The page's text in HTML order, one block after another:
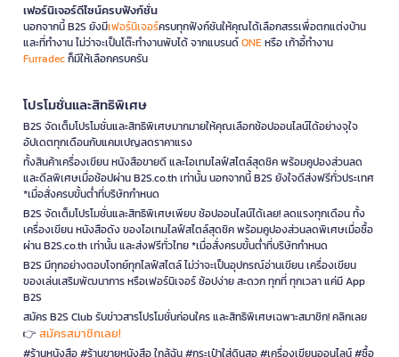
เฟอร์นิเจอร์ดีไซน์ครบฟังก์ชั่น
นอกจากนี้ B2S ยังมีเฟอร์นิเจอร์ครบทุกฟังก์ชันให้คุณได้เลือกสรรเพื่อตกแต่งบ้าน
และที่ทำงาน ไม่ว่าจะเป็นโต๊ะทำงานพับได้ จากแบรนด์ONEหรือ เก้าอี้ทำงาน
Furradecก็มีให้เลือกครบครัน
โปรโมชั่นและสิทธิพิเศษ
B2S จัดเต็มโปรโมชั่นและสิทธิพิเศษมากมายให้คุณเลือกช้อปออนไลน์ได้อย่างจุใจ
อัปเดตทุกเดือนกับแคมเปญลดราคาแรง
ทั้งสินค้าเครื่องเขียน หนังสือขายดี และไอเทมไลฟ์สไตล์สุดชิค พร้อมคูปองส่วนลด
และดีลพิเศษเมื่อช้อปผ่าน B2S.co.th เท่านั้น นอกจากนี้ B2S ยังใจดีส่งฟรีทั่วประเทศ
*เมื่อสั่งครบขั้นต่ำที่บริษัทกำหนด
B2S จัดเต็มโปรโมชั่นและสิทธิพิเศษเพียบ ช้อปออนไลน์ได้เลย! ลดแรงทุกเดือน ทั้ง
เครื่องเขียน หนังสือดัง ของไอเทมไลฟ์สไตล์สุดชิค พร้อมคูปองส่วนลดพิเศษเมื่อซื้อ
ผ่าน B2S.co.th เท่านั้น และส่งฟรีทั่วไทย *เมื่อสั่งครบขั้นต่ำที่บริษัทกำหนด
B2S มีทุกอย่างตอบโจทย์ทุกไลฟ์สไตล์ ไม่ว่าจะเป็นอุปกรณ์อ่านเขียน เครื่องเขียน
ของเล่นเสริมพัฒนาการ หรือเฟอร์นิเจอร์ ช้อปง่าย สะดวก ทุกที่ ทุกเวลา แค่มี App
B2S
สมัคร B2S Club รับข่าวสารโปรโมชั่นก่อนใคร และสิทธิพิเศษเฉพาะสมาชิก! คลิกเลย
👉 สมัครสมาชิกเลย!
#ร้านหนังสือ #ร้านขายหนังสือ ใกล้ฉัน #กระเป๋าใส่ดินสอ #เครื่องเขียนออนไลน์ #ซื้อ